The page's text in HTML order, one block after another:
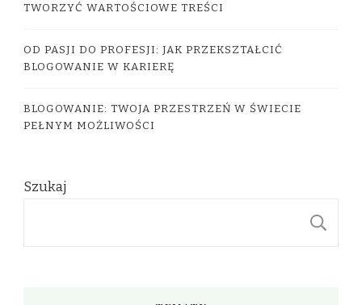
TWORZYĆ WARTOŚCIOWE TREŚCI
OD PASJI DO PROFESJI: JAK PRZEKSZTAŁCIĆ
BLOGOWANIE W KARIERĘ
BLOGOWANIE: TWOJA PRZESTRZEŃ W ŚWIECIE
PEŁNYM MOŻLIWOŚCI
Szukaj